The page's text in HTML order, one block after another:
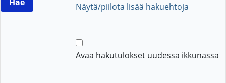
Näytä/piilota lisää hakuehtoja
Avaa hakutulokset uudessa ikkunassa